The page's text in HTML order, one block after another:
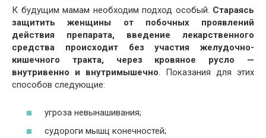
К будущим мамам необходим подход особый. Стараясь
защитить женщины от побочных проявлений
действия препарата, введение лекарственного
средства происходит без участия желудочно-
кишечного тракта, через кровяное русло —
внутривенно и внутримышечно. Показания для этих
способов следующие:
угроза невынашивания;
судороги мышц конечностей;